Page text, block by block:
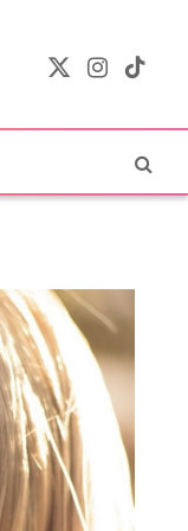
X
Instagram
TikTok